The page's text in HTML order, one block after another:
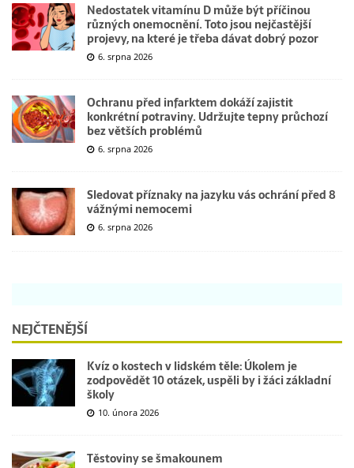
Nedostatek vitamínu D může být příčinou
různých onemocnění. Toto jsou nejčastější
projevy, na které je třeba dávat dobrý pozor
6. srpna 2026
Ochranu před infarktem dokáží zajistit
konkrétní potraviny. Udržujte tepny průchozí
bez větších problémů
6. srpna 2026
Sledovat příznaky na jazyku vás ochrání před 8
vážnými nemocemi
6. srpna 2026
NEJČTENĚJŠÍ
Kvíz o kostech v lidském těle: Úkolem je
zodpovědět 10 otázek, uspěli by i žáci základní
školy
10. února 2026
Těstoviny se šmakounem